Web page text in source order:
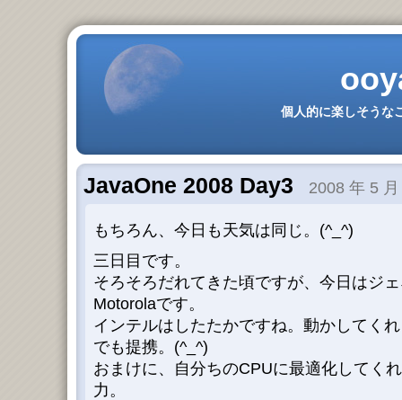
個人的に楽しそうな
JavaOne 2008 Day3 2008 年 5
もちろん、今日も天気は同じ。(^_^)
三日目です。
そろそろだれてきた頃ですが、今日はジ
Motorolaです。
インテルはしたたかですね。動かしてく
でも提携。(^_^)
おまけに、自分ちのCPUに最適化してく
力。